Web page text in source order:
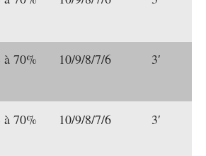
à 70% 10/9/8/7/6 3′
à 70% 10/9/8/7/6 3′